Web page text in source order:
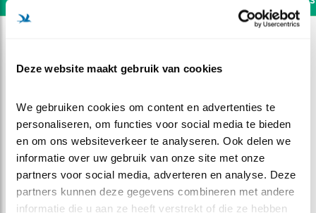
Deze website maakt gebruik van cookies
We gebruiken cookies om content en advertenties te
personaliseren, om functies voor social media te bieden
en om ons websiteverkeer te analyseren. Ook delen we
informatie over uw gebruik van onze site met onze
partners voor social media, adverteren en analyse. Deze
partners kunnen deze gegevens combineren met andere
informatie die u aan ze heeft verstrekt of die ze hebben